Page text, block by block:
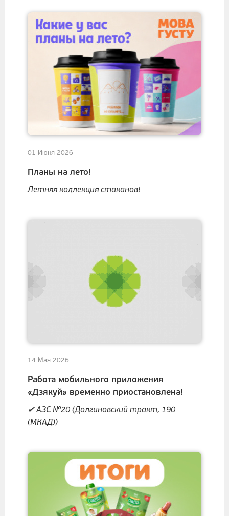
01 Июня 2026
Планы на лето!
Летняя коллекция стаканов!
14 Мая 2026
Работа мобильного приложения
«Дзякуй» временно приостановлена!
✔ АЗС №20 (Долгиновский тракт, 190
(МКАД))